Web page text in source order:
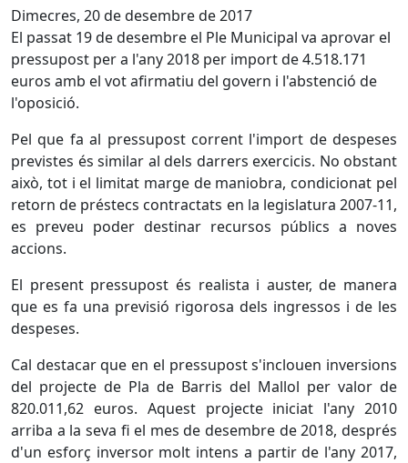
Dimecres, 20 de desembre de 2017
El passat 19 de desembre el Ple Municipal va aprovar el
pressupost per a l'any 2018 per import de 4.518.171
euros amb el vot afirmatiu del govern i l'abstenció de
l'oposició.
Pel que fa al pressupost corrent l'import de despeses
previstes és similar al dels darrers exercicis. No obstant
això, tot i el limitat marge de maniobra, condicionat pel
retorn de préstecs contractats en la legislatura 2007-11,
es preveu poder destinar recursos públics a noves
accions.
El present pressupost és realista i auster, de manera
que es fa una previsió rigorosa dels ingressos i de les
despeses.
Cal destacar que en el pressupost s'inclouen inversions
del projecte de Pla de Barris del Mallol per valor de
820.011,62 euros. Aquest projecte iniciat l'any 2010
arriba a la seva fi el mes de desembre de 2018, després
d'un esforç inversor molt intens a partir de l'any 2017,